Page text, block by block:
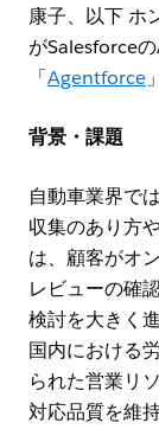
康子、以下 ホ
がSalesforce
「Agentforce
背景・課題
自動車業界で
収集のあり方
は、顧客がオ
レビューの確
検討を大きく
国内における
られた営業リ
対応品質を維